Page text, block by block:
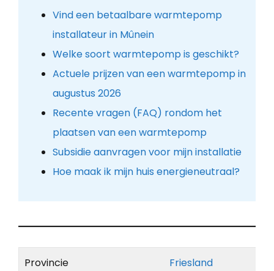
Vind een betaalbare warmtepomp
installateur in Mûnein
Welke soort warmtepomp is geschikt?
Actuele prijzen van een warmtepomp in
augustus 2026
Recente vragen (FAQ) rondom het
plaatsen van een warmtepomp
Subsidie aanvragen voor mijn installatie
Hoe maak ik mijn huis energieneutraal?
Provincie Friesland